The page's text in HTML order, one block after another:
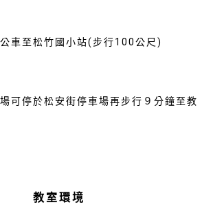
車至松竹國小站(步行100公尺)
可停於松安街停車場再步行９分鐘至教
教室環境